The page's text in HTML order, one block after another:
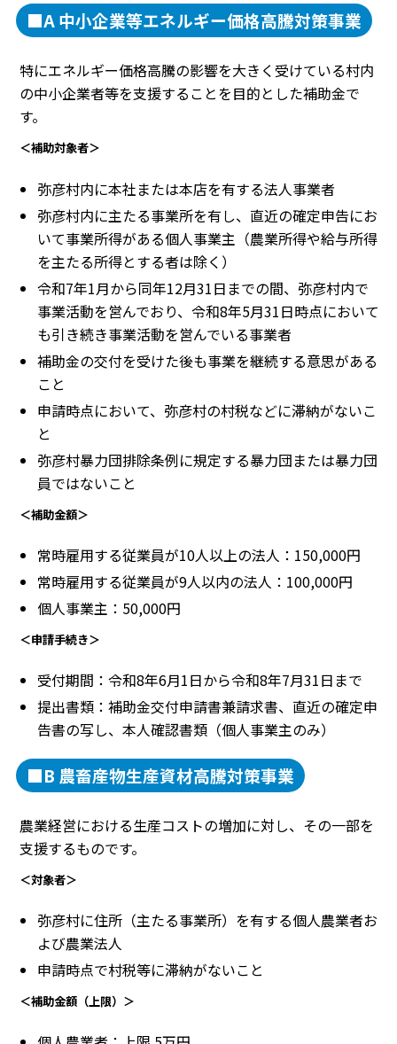
■A 中小企業等エネルギー価格高騰対策事業
特にエネルギー価格高騰の影響を大きく受けている村内
の中小企業者等を支援することを目的とした補助金で
す。
＜補助対象者＞
弥彦村内に本社または本店を有する法人事業者
弥彦村内に主たる事業所を有し、直近の確定申告にお
いて事業所得がある個人事業主（農業所得や給与所得
を主たる所得とする者は除く）
令和7年1月から同年12月31日までの間、弥彦村内で
事業活動を営んでおり、令和8年5月31日時点において
も引き続き事業活動を営んでいる事業者
補助金の交付を受けた後も事業を継続する意思がある
こと
申請時点において、弥彦村の村税などに滞納がないこ
と
弥彦村暴力団排除条例に規定する暴力団または暴力団
員ではないこと
＜補助金額＞
常時雇用する従業員が10人以上の法人：150,000円
常時雇用する従業員が9人以内の法人：100,000円
個人事業主：50,000円
＜申請手続き＞
受付期間：令和8年6月1日から令和8年7月31日まで
提出書類：補助金交付申請書兼請求書、直近の確定申
告書の写し、本人確認書類（個人事業主のみ）
■B 農畜産物生産資材高騰対策事業
農業経営における生産コストの増加に対し、その一部を
支援するものです。
＜対象者＞
弥彦村に住所（主たる事業所）を有する個人農業者お
よび農業法人
申請時点で村税等に滞納がないこと
＜補助金額（上限）＞